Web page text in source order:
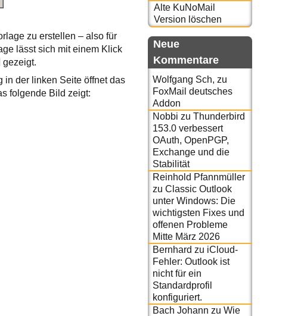
zu erstellen – also für
lässt sich mit einem Klick
gezeigt.
in der linken Seite öffnet das
folgende Bild zeigt:
Alte KuNoMail
Version löschen
Neue
Kommentare
Wolfgang Sch, zu
FoxMail deutsches
Addon
Nobbi zu Thunderbird
153.0 verbessert
OAuth, OpenPGP,
Exchange und die
Stabilität
Reinhold Pfannmüller
zu Classic Outlook
unter Windows: Die
wichtigsten Fixes und
offenen Probleme
Mitte März 2026
Bernhard zu iCloud-
Fehler: Outlook ist
nicht für ein
Standardprofil
konfiguriert.
Bach Johann zu Wie